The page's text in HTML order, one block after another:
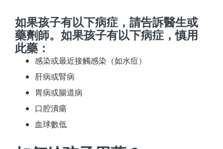
如果孩子有以下病症，請告訴醫生或
藥劑師。如果孩子有以下病症，慎用
此藥：
感染或最近接觸感染（如水痘）
肝病或腎病
胃病或腸道病
口腔潰瘍
血球數低